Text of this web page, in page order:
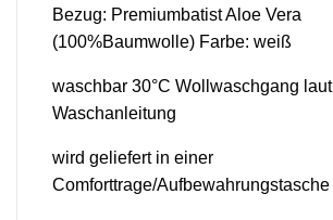
Bezug: Premiumbatist Aloe Vera
(100%Baumwolle) Farbe: weiß
waschbar 30°C Wollwaschgang laut
Waschanleitung
wird geliefert in einer
Comforttrage/Aufbewahrungstasche